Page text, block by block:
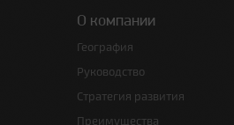
О компании
География
Руководство
Стратегия развития
Преимущества